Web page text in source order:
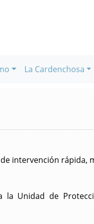
La Cardenchosa
intervención rápida,
la Unidad de